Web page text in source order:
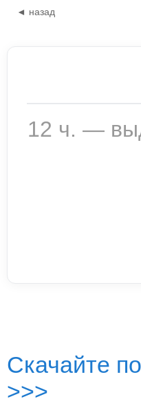
◄ назад
12 ч. —
Скачайте
>>>